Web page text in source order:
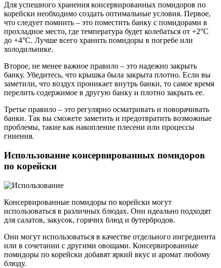
Для успешного хранения консервированных помидоров по
корейски необходимо создать оптимальные условия. Первое,
что следует помнить – это поместить банку с помидорами в
прохладное место, где температура будет колебаться от +2°C
до +4°C. Лучше всего хранить помидоры в погребе или
холодильнике.
Второе, не менее важное правило – это надежно закрыть
банку. Убедитесь, что крышка была закрыта плотно. Если вы
заметили, что воздух проникает внутрь банки, то самое время
перелить содержимое в другую банку и плотно закрыть ее.
Третье правило – это регулярно осматривать и поворачивать
банки. Так вы сможете заметить и предотвратить возможные
проблемы, такие как накопление плесени или процессы
гниения.
Использование консервированных помидоров
по корейски
Консервированные помидоры по корейски могут
использоваться в различных блюдах. Они идеально подходят
для салатов, закусок, горячих блюд и бутербродов.
Они могут использоваться в качестве отдельного ингредиента
или в сочетании с другими овощами. Консервированные
помидоры по корейски добавят яркий вкус и аромат любому
блюду.